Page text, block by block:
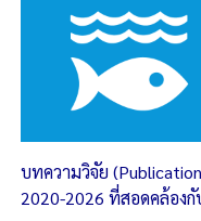
บทความวิจัย
2020-2026 ที่สอดคล้องกั